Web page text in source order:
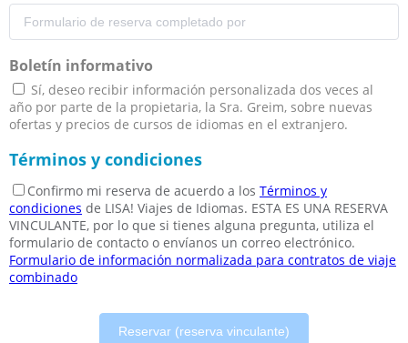
Boletín informativo
Sí, deseo recibir información personalizada dos veces al
año por parte de la propietaria, la Sra. Greim, sobre nuevas
ofertas y precios de cursos de idiomas en el extranjero.
Términos y condiciones
Confirmo mi reserva de acuerdo a los Términos y
condiciones de LISA! Viajes de Idiomas. ESTA ES UNA RESERVA
VINCULANTE, por lo que si tienes alguna pregunta, utiliza el
formulario de contacto o envíanos un correo electrónico.
Formulario de información normalizada para contratos de viaje
combinado
Reservar (reserva vinculante)